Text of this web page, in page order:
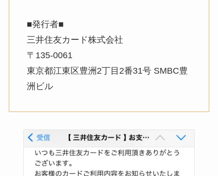
■発行者■
三井住友カード株式会社
〒135-0061
東京都江東区豊洲2丁目2番31号 SMBC豊
洲ビル